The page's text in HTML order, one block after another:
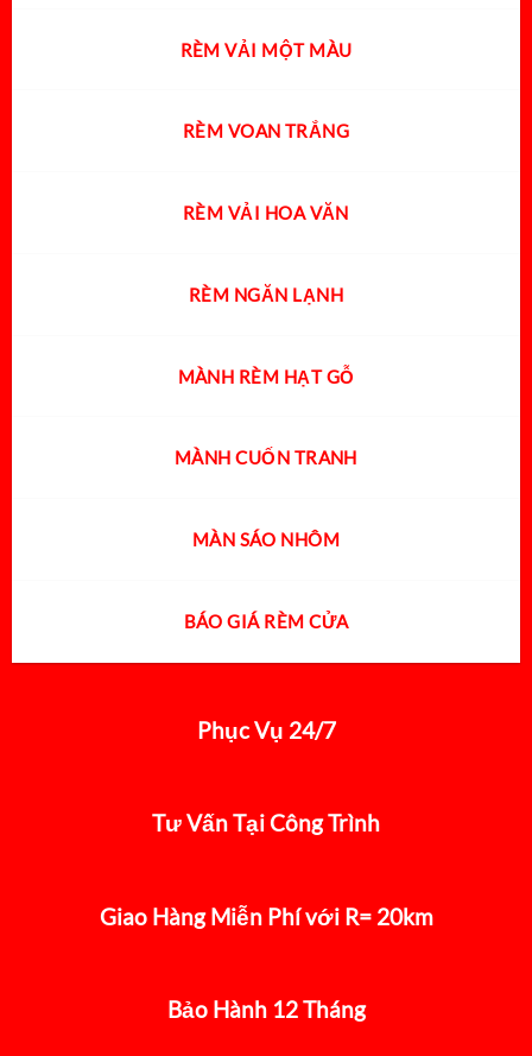
RÈM VẢI MỘT MÀU
RÈM VOAN TRẮNG
RÈM VẢI HOA VĂN
RÈM NGĂN LẠNH
MÀNH RÈM HẠT GỖ
MÀNH CUỐN TRANH
MÀN SÁO NHÔM
BÁO GIÁ RÈM CỬA
Phục Vụ 24/7
Tư Vấn Tại Công Trình
Giao Hàng Miễn Phí với R= 20km
Bảo Hành 12 Tháng